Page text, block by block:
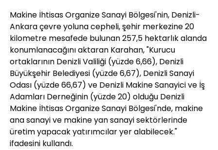
Makine İhtisas Organize Sanayi Bölgesi'nin, Denizli-
Ankara çevre yoluna cepheli, şehir merkezine 20
kilometre mesafede bulunan 257,5 hektarlık alanda
konumlanacağını aktaran Karahan, "Kurucu
ortaklarının Denizli Valiliği (yüzde 6,66), Denizli
Büyükşehir Belediyesi (yüzde 6,67), Denizli Sanayi
Odası (yüzde 66,67) ve Denizli Makine Sanayici ve İş
Adamları Derneğinin (yüzde 20) olduğu Denizli
Makine İhtisas Organize Sanayi Bölgesi'nde, makine
ana sanayi ve makine yan sanayi sektörlerinde
üretim yapacak yatırımcılar yer alabilecek."
ifadesini kullandı.